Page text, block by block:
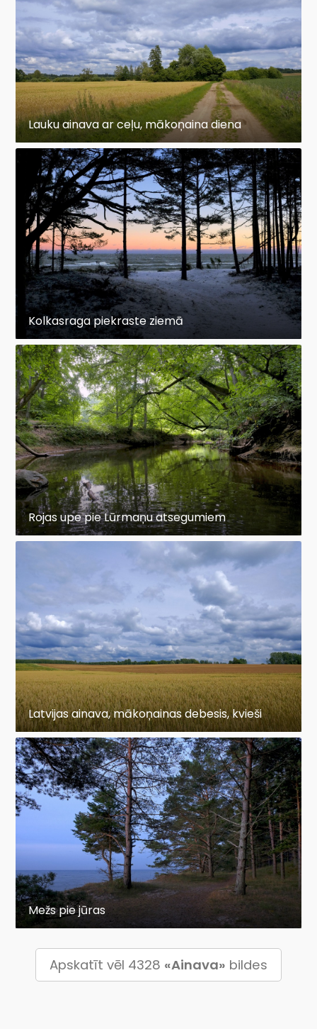
Lauku ainava ar ceļu, mākoņaina diena
Kolkasraga piekraste ziemā
Rojas upe pie Lūrmaņu atsegumiem
Latvijas ainava, mākoņainas debesis, kvieši
Mežs pie jūras
Apskatīt vēl 4328 «Ainava» bildes